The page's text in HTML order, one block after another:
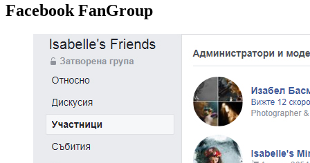
Facebook FanGroup